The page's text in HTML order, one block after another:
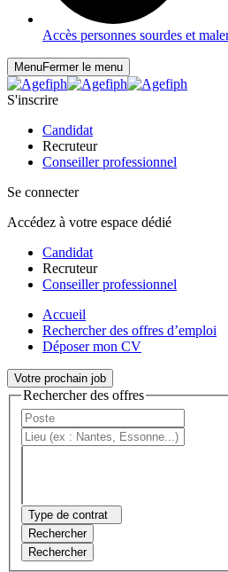
Accès personnes sourdes et
MenuFermer le menu
S'inscrire
Candidat
Recruteur
Conseiller professionnel
Se connecter
Accédez à votre espace dédié
Candidat
Recruteur
Conseiller professionnel
Accueil
Rechercher des offres d’emploi
Déposer mon CV
Votre prochain job
Rechercher des offres
Type de contrat
Rechercher
Rechercher